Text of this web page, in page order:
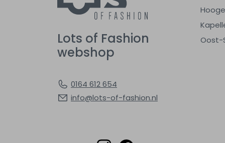
Lots of Fashion
webshop
0164 612 654
info@lots-of-fashion.nl
Oost-